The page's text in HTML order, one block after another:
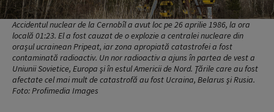
Accidentul nuclear de la Cernobîl a avut loc pe 26 aprilie 1986, la ora
locală 01:23. El a fost cauzat de o explozie a centralei nucleare din
oraşul ucrainean Pripeat, iar zona apropiată catastrofei a fost
contaminată radioactiv. Un nor radioactiv a ajuns în partea de vest a
Uniunii Sovietice, Europa şi în estul Americii de Nord. Ţările care au fost
afectate cel mai mult de catastrofă au fost Ucraina, Belarus şi Rusia.
Foto: Profimedia Images